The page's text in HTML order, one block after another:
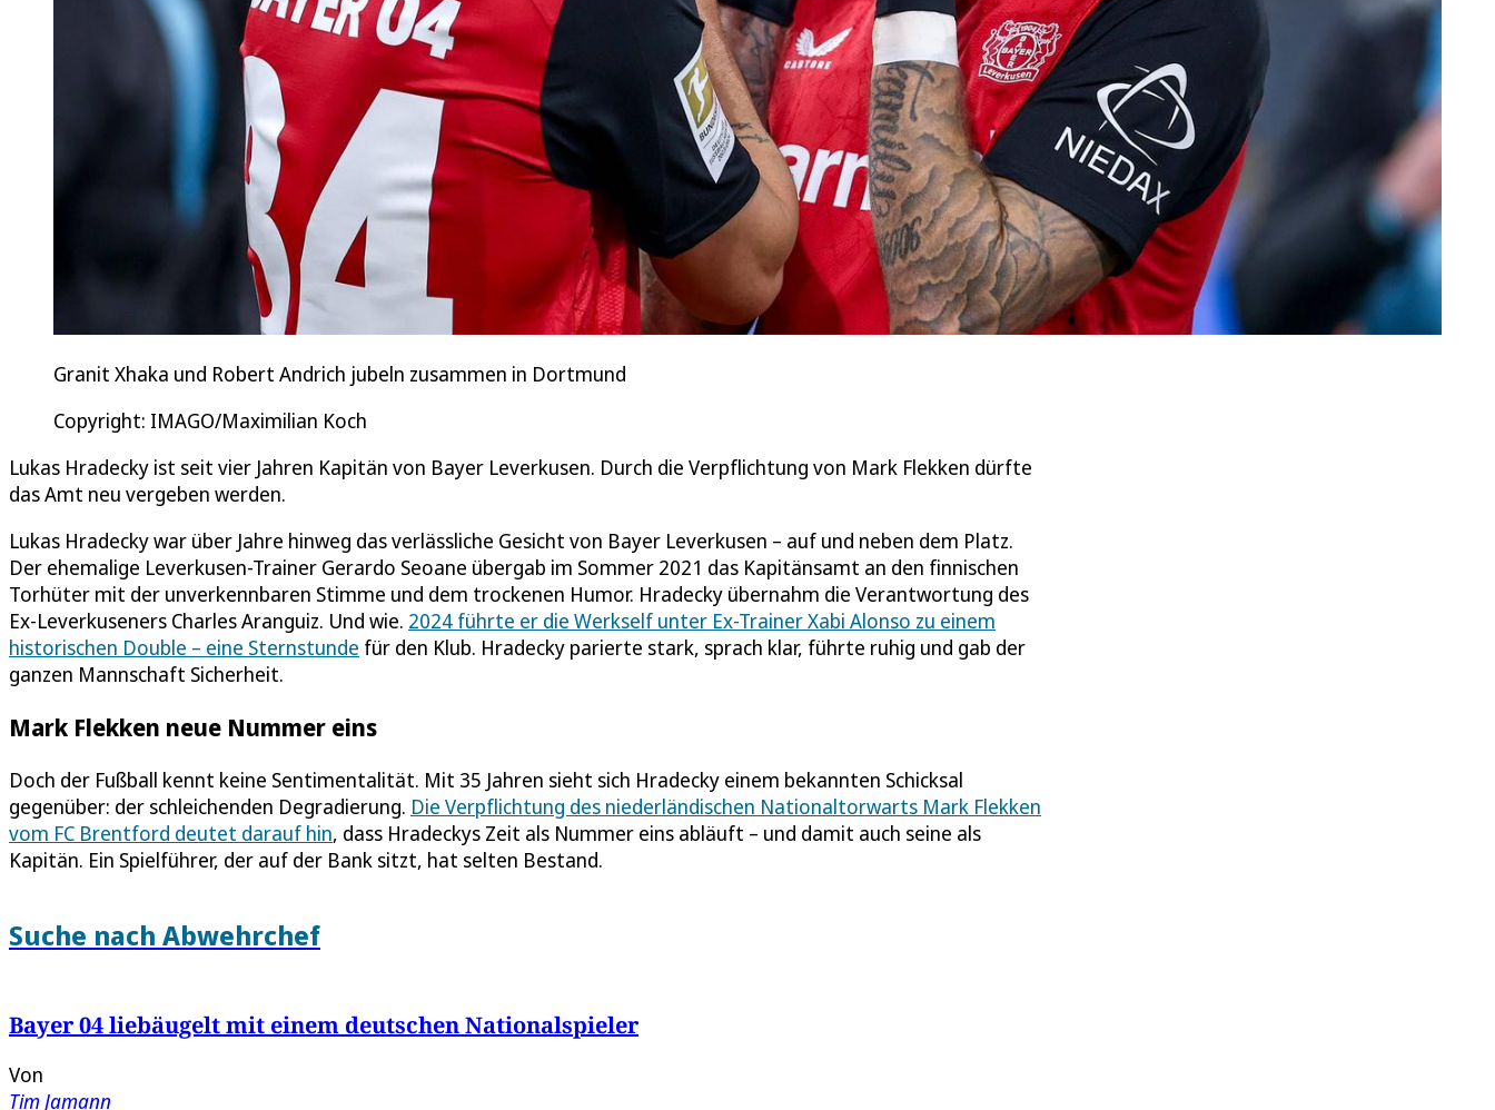
Granit Xhaka und Robert Andrich jubeln zusammen in Dortmund
Copyright: IMAGO/Maximilian Koch
Lukas Hradecky ist seit vier Jahren Kapitän von Bayer Leverkusen. Durch die Verpflichtung von Mark Flekken dürfte
das Amt neu vergeben werden.
Lukas Hradecky war über Jahre hinweg das verlässliche Gesicht von Bayer Leverkusen – auf und neben dem Platz.
Der ehemalige Leverkusen-Trainer Gerardo Seoane übergab im Sommer 2021 das Kapitänsamt an den finnischen
Torhüter mit der unverkennbaren Stimme und dem trockenen Humor. Hradecky übernahm die Verantwortung des
Ex-Leverkuseners Charles Aranguiz. Und wie. 2024 führte er die Werkself unter Ex-Trainer Xabi Alonso zu einem
historischen Double – eine Sternstunde für den Klub. Hradecky parierte stark, sprach klar, führte ruhig und gab der
ganzen Mannschaft Sicherheit.
Mark Flekken neue Nummer eins
Doch der Fußball kennt keine Sentimentalität. Mit 35 Jahren sieht sich Hradecky einem bekannten Schicksal
gegenüber: der schleichenden Degradierung. Die Verpflichtung des niederländischen Nationaltorwarts Mark Flekken
vom FC Brentford deutet darauf hin, dass Hradeckys Zeit als Nummer eins abläuft – und damit auch seine als
Kapitän. Ein Spielführer, der auf der Bank sitzt, hat selten Bestand.
Suche nach Abwehrchef
Bayer 04 liebäugelt mit einem deutschen Nationalspieler
Von
Tim Jamann